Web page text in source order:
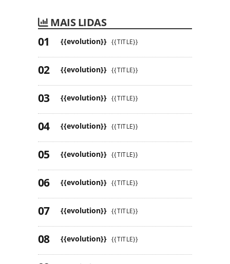
MAIS LIDAS
{{evolution}} {{TITLE}}
{{evolution}} {{TITLE}}
{{evolution}} {{TITLE}}
{{evolution}} {{TITLE}}
{{evolution}} {{TITLE}}
{{evolution}} {{TITLE}}
{{evolution}} {{TITLE}}
{{evolution}} {{TITLE}}